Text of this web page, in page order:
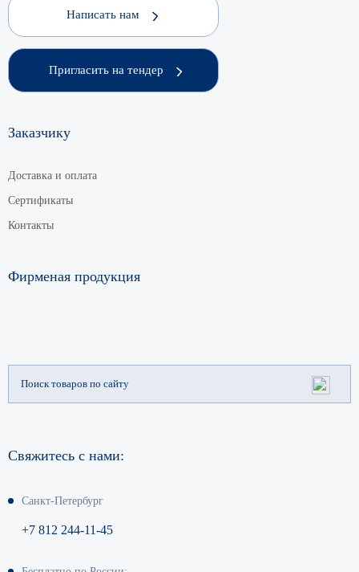
Написать нам
Пригласить на тендер
Заказчику
Доставка и оплата
Сертификаты
Контакты
Фирменая продукция
Свяжитесь с нами:
Санкт-Петербург
+7 812 244-11-45